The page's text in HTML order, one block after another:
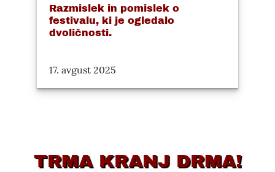
Razmislek in pomislek o
festivalu, ki je ogledalo
dvoličnosti.
17. avgust 2025
TRMA KRANJ DRMA!